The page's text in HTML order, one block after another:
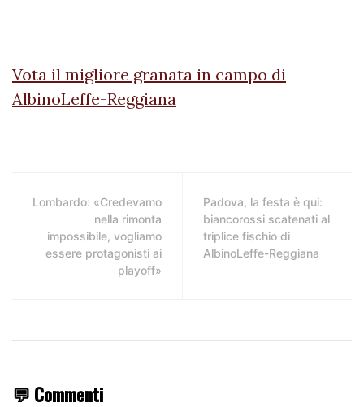
Vota il migliore granata in campo di
AlbinoLeffe-Reggiana
Lombardo: «Credevamo
nella rimonta
impossibile, vogliamo
essere protagonisti ai
playoff»
Padova, la festa è qui:
biancorossi scatenati al
triplice fischio di
AlbinoLeffe-Reggiana
💬 Commenti